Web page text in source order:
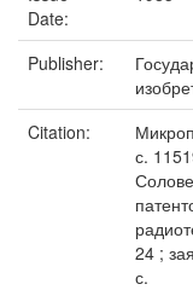
Date:
Publisher:
Citation:
с.
24 ;
с.